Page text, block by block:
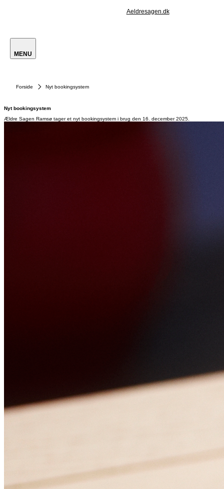
Aeldresagen.dk
MENU
Forside Nyt bookingsystem
Nyt bookingsystem
Ældre Sagen Ramsø tager et nyt bookingsystem i brug den 16. december 2025.